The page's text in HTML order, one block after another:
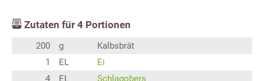
Zutaten für 4 Portionen
200 g
Kalbsbrät
1
EL
Ei
4
EL
Schlagobers